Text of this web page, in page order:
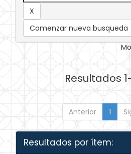
Comenzar nueva busqueda
Resultados
Anterior 1
Resultados por ítem: